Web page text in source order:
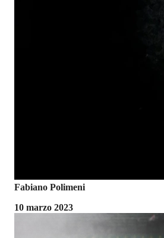
Fabiano Polimeni
10 marzo 2023